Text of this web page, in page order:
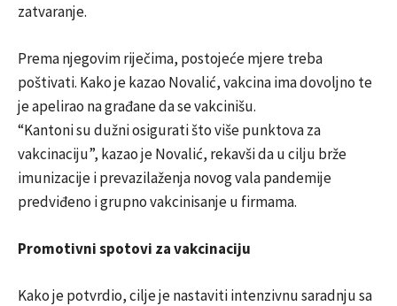
zatvaranje.
Prema njegovim riječima, postojeće mjere treba
poštivati. Kako je kazao Novalić, vakcina ima dovoljno te
je apelirao na građane da se vakcinišu.
“Kantoni su dužni osigurati što više punktova za
vakcinaciju”, kazao je Novalić, rekavši da u cilju brže
imunizacije i prevazilaženja novog vala pandemije
predviđeno i grupno vakcinisanje u firmama.
Promotivni spotovi za vakcinaciju
Kako je potvrdio, cilje je nastaviti intenzivnu saradnju sa